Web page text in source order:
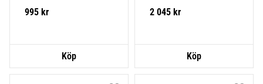
995 kr 2 045 kr